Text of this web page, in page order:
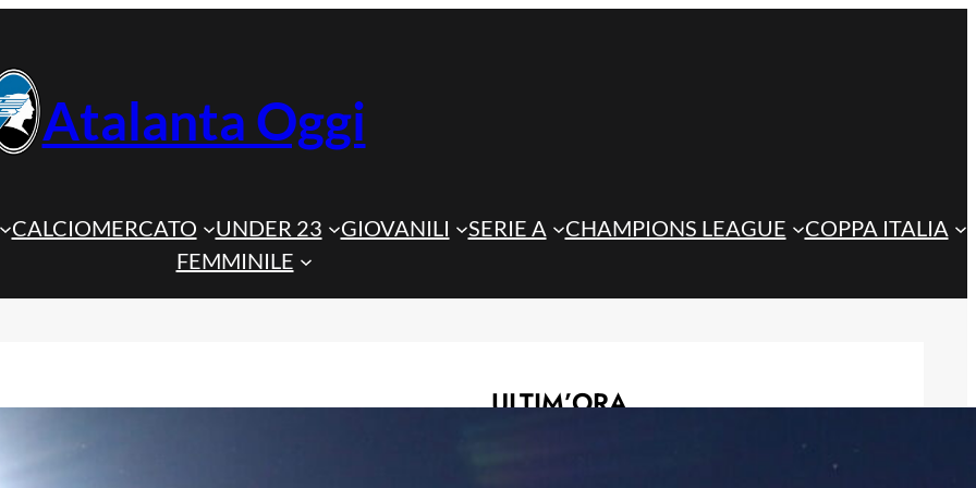
Atalanta Oggi
CALCIOMERCATO UNDER 23 GIOVANILI SERIE A CHAMPIONS LEAGUE
COPPA ITALIA
FEMMINILE
ULTIM’ORA